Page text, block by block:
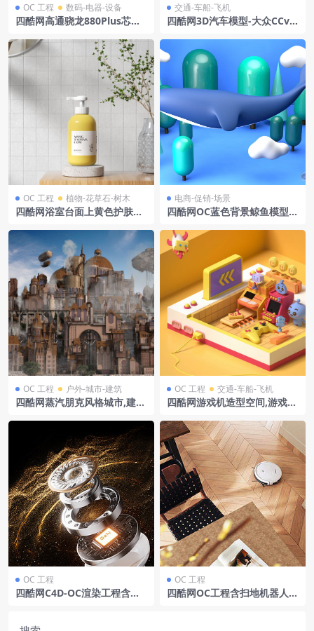
OC 工程 数码-电器-设备
四酷网高通骁龙880Plus芯片
交通-车船-飞机
四酷网3D汽车模型-大众CCvol
OC 工程 植物-花草石-树木
四酷网浴室台面上黄色护肤品,
电商-促销-场景
四酷网OC蓝色背景鲸鱼模型绿
OC 工程 户外-城市-建筑
四酷网蒸汽朋克风格城市,建筑
OC 工程 交通-车船-飞机
四酷网游戏机造型空间,游戏手
OC 工程
四酷网C4D-OC渲染工程含核
OC 工程
四酷网OC工程含扫地机器人木